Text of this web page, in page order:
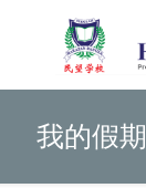
我的假期